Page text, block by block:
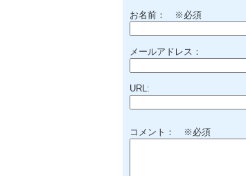
お名前： ※必須
メールアドレス：
URL:
コメント： ※必須